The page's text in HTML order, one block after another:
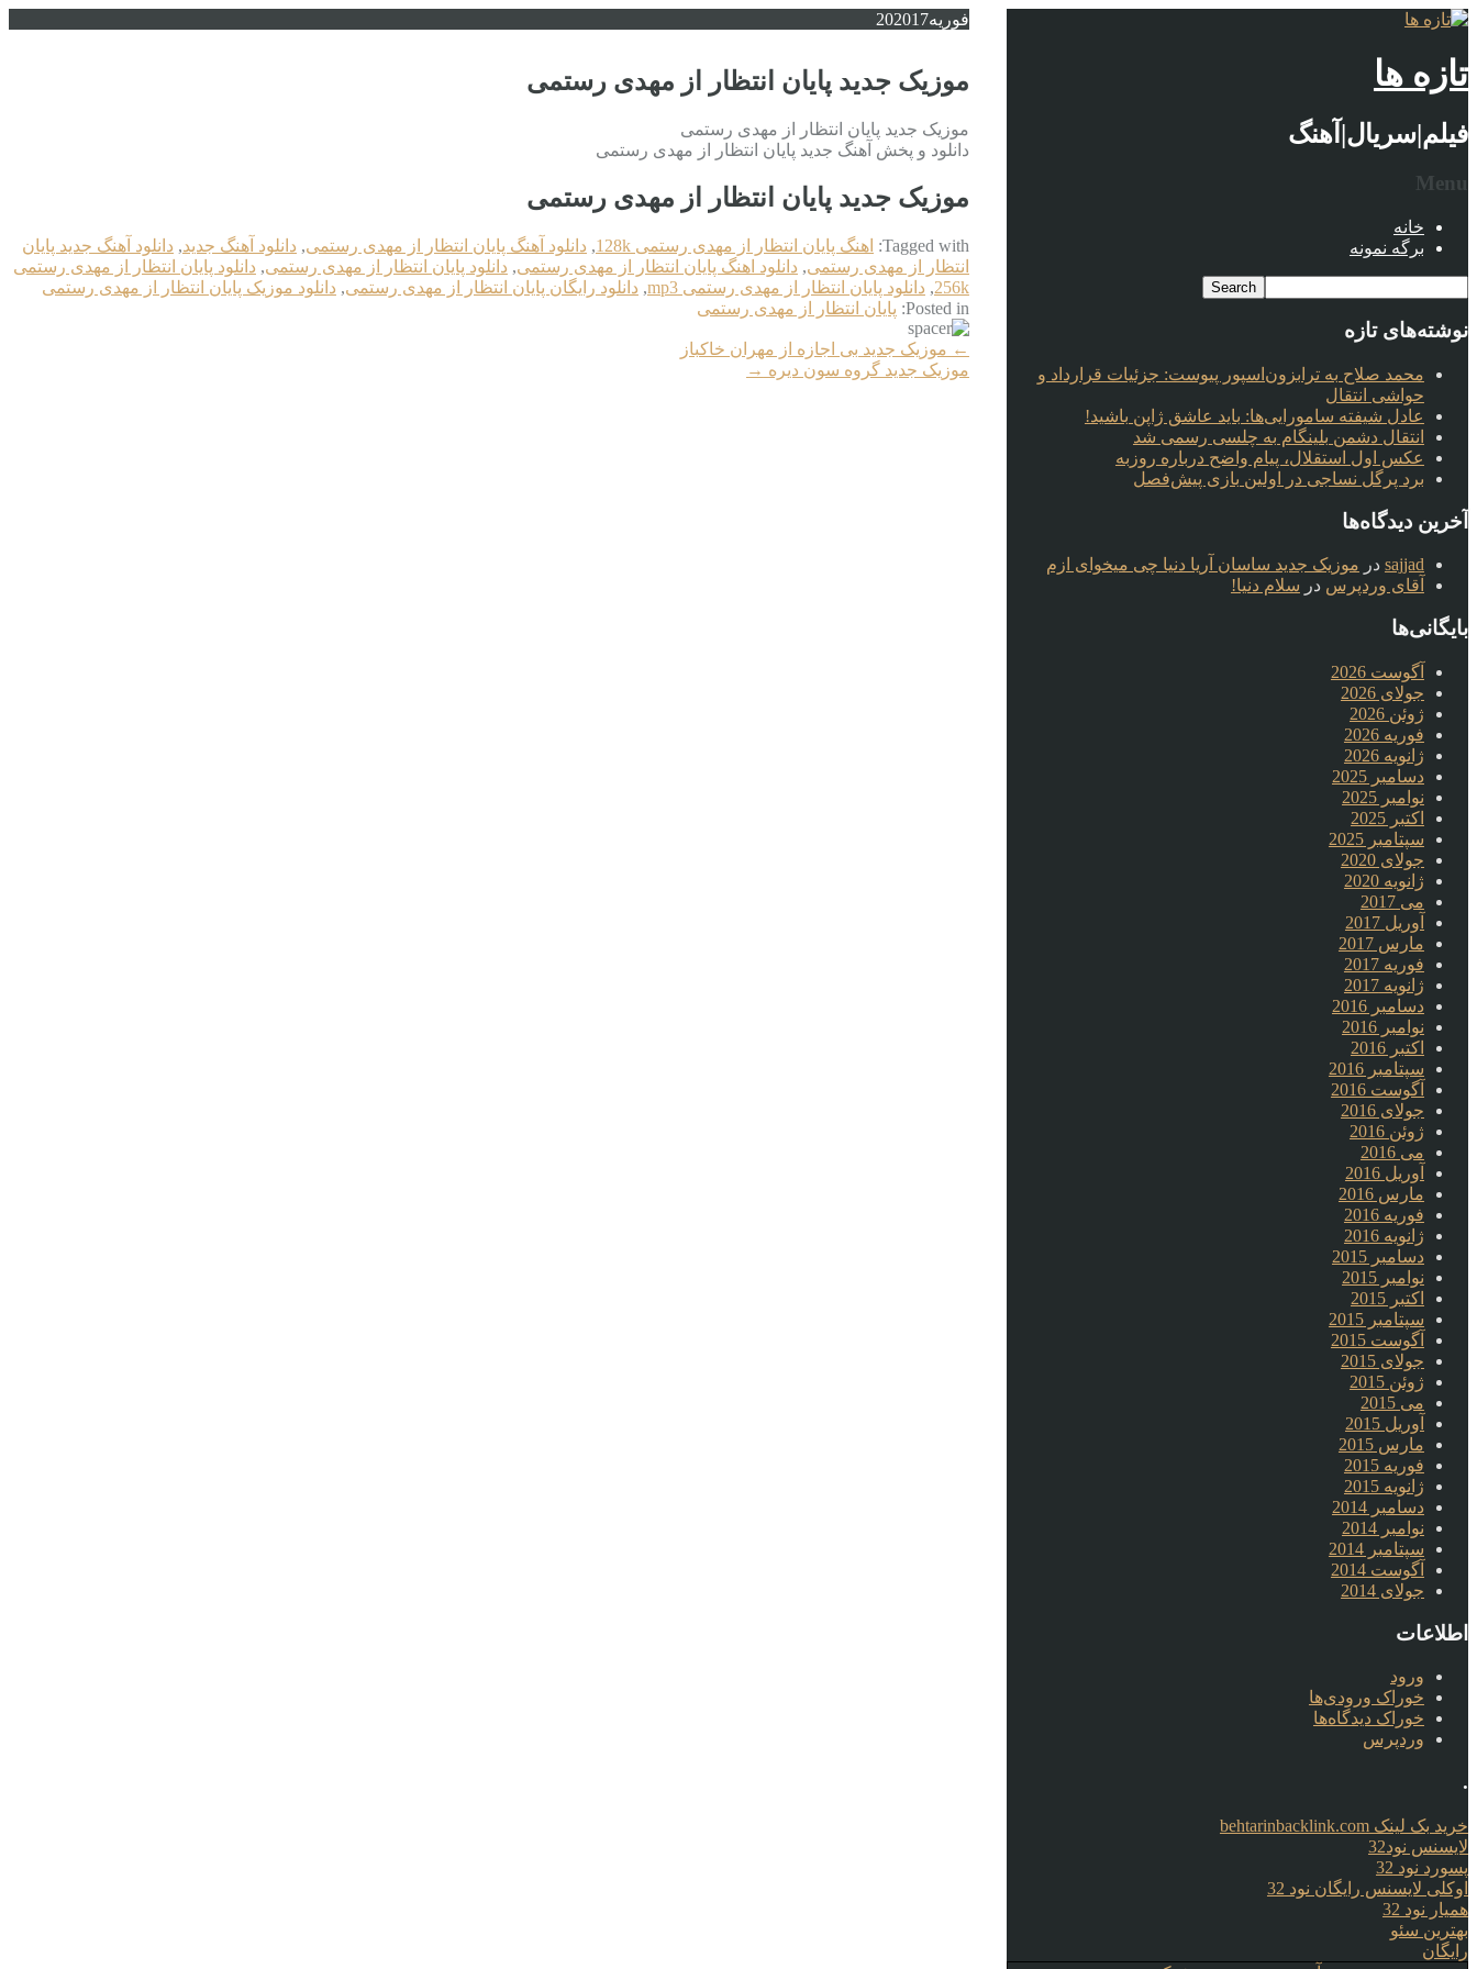
فوریه 202017
موزیک جدید پایان انتظار از مهدی رستمی
موزیک جدید پایان انتظار از مهدی رستمی
دانلود و پخش آهنگ جدید پایان انتظار از مهدی رستمی
موزیک جدید پایان انتظار از مهدی رستمی
Tagged with: اهنگ پایان انتظار از مهدی رستمی 128k , دانلود آهنگ پایان انتظار از مهدی رستمی, دانلود آهنگ جدید, دانلود آهنگ جدید پایان
انتظار از مهدی رستمی, دانلود اهنگ پایان انتظار از مهدی رستمی, دانلود پایان انتظار از مهدی رستمی, دانلود پایان انتظار از مهدی رستمی
256k
, دانلود پایان انتظار از مهدی رستمی mp3 , دانلود رایگان پایان انتظار از مهدی رستمی, دانلود موزیک پایان انتظار از مهدی رستمی
Posted in: پایان انتظار از مهدی رستمی
Articles
← موزیک جدید بی اجازه از مهران خاکباز
موزیک جدید گروه سون دیره →
تازه ها
فیلم|سریال|آهنگ
Menu
خانه
برگه نمونه
نوشته‌های تازه
محمد صلاح به ترابزون‌اسپور پیوست: جزئیات قرارداد و
حواشی انتقال
عادل شیفته سامورایی‌ها: باید عاشق ژاپن باشید!
انتقال دشمن بلینگام به چلسی رسمی شد
عکس اول استقلال، پیام واضح درباره روزبه
برد پرگل نساجی در اولین بازی پیش‌فصل
آخرین دیدگاه‌ها
sajjad در موزیک جدید ساسان آریا دنیا چی میخوای ازم
آقای وردپرس در سلام دنیا!
بایگانی‌ها
آگوست 2026
جولای 2026
ژوئن 2026
فوریه 2026
ژانویه 2026
دسامبر 2025
نوامبر 2025
اکتبر 2025
سپتامبر 2025
جولای 2020
ژانویه 2020
می 2017
آوریل 2017
مارس 2017
فوریه 2017
ژانویه 2017
دسامبر 2016
نوامبر 2016
اکتبر 2016
سپتامبر 2016
آگوست 2016
جولای 2016
ژوئن 2016
می 2016
آوریل 2016
مارس 2016
فوریه 2016
ژانویه 2016
دسامبر 2015
نوامبر 2015
اکتبر 2015
سپتامبر 2015
آگوست 2015
جولای 2015
ژوئن 2015
می 2015
آوریل 2015
مارس 2015
فوریه 2015
ژانویه 2015
دسامبر 2014
نوامبر 2014
سپتامبر 2014
آگوست 2014
جولای 2014
اطلاعات
ورود
خوراک ورودی‌ها
خوراک دیدگاه‌ها
وردپرس
.
خرید بک لینک behtarinbacklink.com
لایسنس نود32
پسورد نود 32
اوکلی لایسنس رایگان نود 32
همیار نود 32
بهترین سئو
رایگان